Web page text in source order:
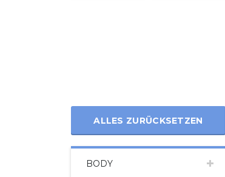
ALLES ZURÜCKSETZEN
BODY